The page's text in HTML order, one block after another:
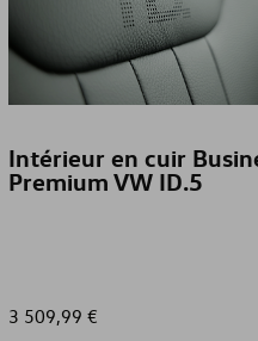
Intérieur en cuir
Premium VW ID.5
3 509,99 €